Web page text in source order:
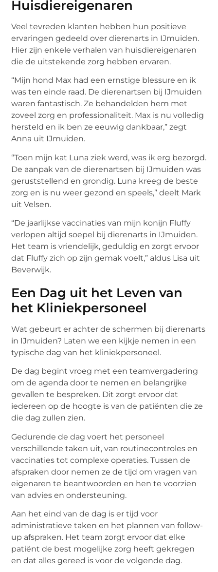
Huisdiereigenaren
Veel tevreden klanten hebben hun positieve
ervaringen gedeeld over dierenarts in IJmuiden.
Hier zijn enkele verhalen van huisdiereigenaren
die de uitstekende zorg hebben ervaren.
“Mijn hond Max had een ernstige blessure en ik
was ten einde raad. De dierenartsen bij IJmuiden
waren fantastisch. Ze behandelden hem met
zoveel zorg en professionaliteit. Max is nu volledig
hersteld en ik ben ze eeuwig dankbaar,” zegt
Anna uit IJmuiden.
“Toen mijn kat Luna ziek werd, was ik erg bezorgd.
De aanpak van de dierenartsen bij IJmuiden was
geruststellend en grondig. Luna kreeg de beste
zorg en is nu weer gezond en speels,” deelt Mark
uit Velsen.
“De jaarlijkse vaccinaties van mijn konijn Fluffy
verlopen altijd soepel bij dierenarts in IJmuiden.
Het team is vriendelijk, geduldig en zorgt ervoor
dat Fluffy zich op zijn gemak voelt,” aldus Lisa uit
Beverwijk.
Een Dag uit het Leven van
het Kliniekpersoneel
Wat gebeurt er achter de schermen bij dierenarts
in IJmuiden? Laten we een kijkje nemen in een
typische dag van het kliniekpersoneel.
De dag begint vroeg met een teamvergadering
om de agenda door te nemen en belangrijke
gevallen te bespreken. Dit zorgt ervoor dat
iedereen op de hoogte is van de patiënten die ze
die dag zullen zien.
Gedurende de dag voert het personeel
verschillende taken uit, van routinecontroles en
vaccinaties tot complexe operaties. Tussen de
afspraken door nemen ze de tijd om vragen van
eigenaren te beantwoorden en hen te voorzien
van advies en ondersteuning.
Aan het eind van de dag is er tijd voor
administratieve taken en het plannen van follow-
up afspraken. Het team zorgt ervoor dat elke
patiënt de best mogelijke zorg heeft gekregen
en dat alles gereed is voor de volgende dag.